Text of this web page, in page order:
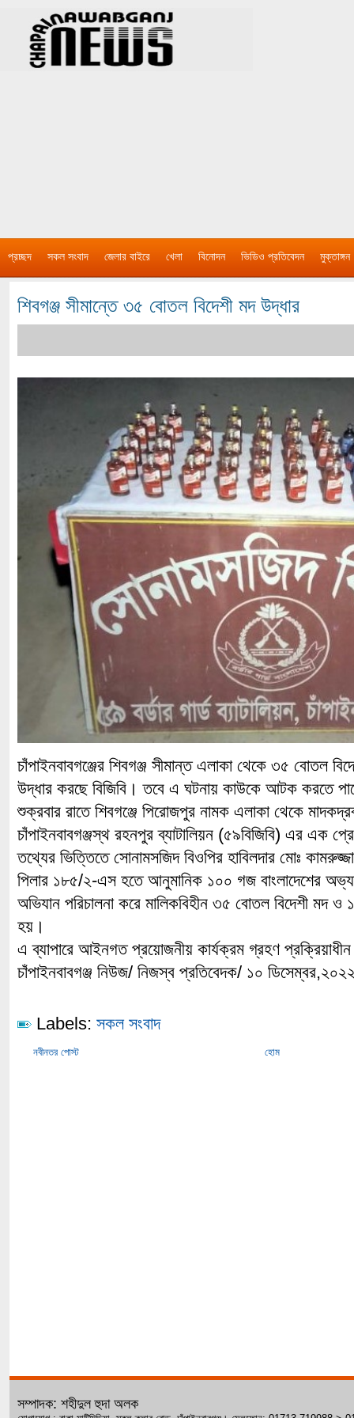
প্রচ্ছদ সকল সংবাদ জেলার বাইরে খেলা বিনোদন ভিডিও প্রতিবেদন মুক্তাঙ্গন
শিবগঞ্জ সীমান্তে ৩৫ বোতল বিদেশী মদ উদ্ধার
চাঁপাইনবাবগঞ্জের শিবগঞ্জ সীমান্ত এলাকা থেকে ৩৫ বোতল
উদ্ধার করছে বিজিবি। তবে এ ঘটনায় কাউকে আটক করতে
শুক্রবার রাতে শিবগঞ্জে পিরোজপুর নামক এলাকা থেকে
চাঁপাইনবাবগঞ্জস্থ রহনপুর ব্যাটালিয়ন (৫৯বিজিবি) এর এক
তথ্যের ভিত্তিতে সোনামসজিদ বিওপির হাবিলদার মোঃ
পিলার ১৮৫/২-এস হতে আনুমানিক ১০০ গজ বাংলাদেশের
অভিযান পরিচালনা করে মালিকবিহীন ৩৫ বোতল বিদেশী মদ ও
হয়।
এ ব্যাপারে আইনগত প্রয়োজনীয় কার্যক্রম গ্রহণ
চাঁপাইনবাবগঞ্জ নিউজ/ নিজস্ব প্রতিবেদক/ ১০
Labels: সকল সংবাদ
নবীনতর পোস্ট হোম
সম্পাদক: শহীদুল হুদা অলক